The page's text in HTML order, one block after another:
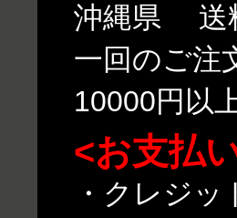
沖縄県 送
一回のご注
10000円以
<お支払
・クレジ